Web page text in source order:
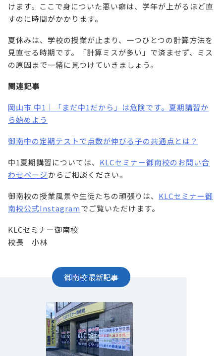
けます。ここで身についた悪い癖は、学年が上がるほど直
すのに時間がかかります。
夏休みは、学校の授業が止まり、一つひとつの計算方法を
見直せる時期です。「計算ミスが多い」で済ませず、ミス
の原因まで一緒に見つけていきましょう。
関連記事
岡山市 中1｜「まだ中1だから」は危険です。夏期講習か
ら始めよう
御南中の定期テストで点数が伸びる子の共通点とは？
中1夏期講習については、 KLCセミナー御南校のお問い合
わせページ⁠からご相談ください。
御南校の授業風景や生徒たちの頑張りは、 KLCセミナー御
南校公式Instagram⁠でご覧いただけます。
KLCセミナー御南校
校長 小林
御南校最新記事